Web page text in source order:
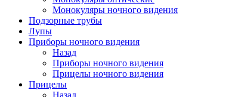
Монокуляры ночного видения
Подзорные трубы
Лупы
Приборы ночного видения
Назад
Приборы ночного видения
Прицелы ночного видения
Прицелы
Назад